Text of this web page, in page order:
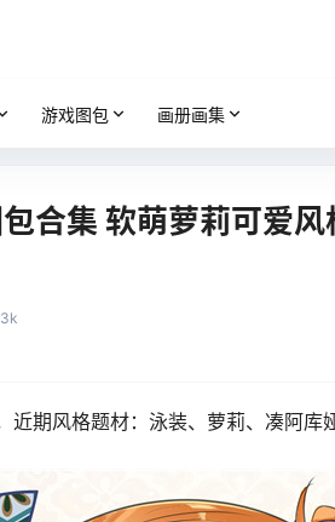
游戏图包 画册画集
合集 软萌萝莉可爱
期风格题材：泳装、萝莉、凑阿库